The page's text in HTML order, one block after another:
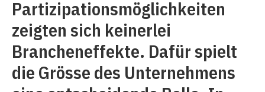
Partizipationsmöglichkeiten
zeigten sich keinerlei
Brancheneffekte. Dafür spielt
die Grösse des Unternehmens